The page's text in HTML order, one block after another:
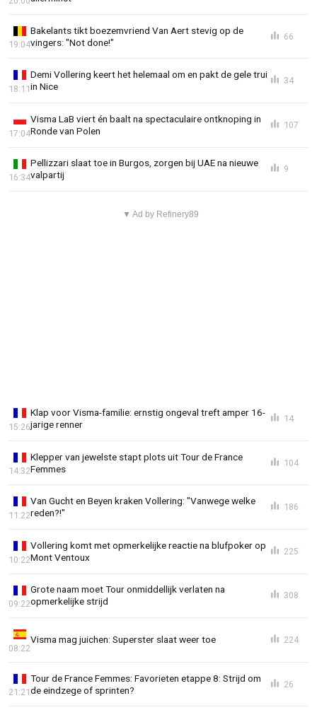
Bakelants tikt boezemvriend Van Aert stevig op de
vingers: "Not done!"
19:04
66
Demi Vollering keert het helemaal om en pakt de gele trui
in Nice
18:11
34
Visma LaB viert én baalt na spectaculaire ontknoping in
Ronde van Polen
17:04
107
Pellizzari slaat toe in Burgos, zorgen bij UAE na nieuwe
valpartij
16:34
9
▼ Ad by Refinery89
Klap voor Visma-familie: ernstig ongeval treft amper 16-
jarige renner
15:26
14
Klepper van jewelste stapt plots uit Tour de France
Femmes
14:32
104
Van Gucht en Beyen kraken Vollering: "Vanwege welke
reden?!"
11:22
186
Vollering komt met opmerkelijke reactie na blufpoker op
Mont Ventoux
10:22
225
Grote naam moet Tour onmiddellijk verlaten na
opmerkelijke strijd
09:22
308
Visma mag juichen: Superster slaat weer toe
08:22
224
Tour de France Femmes: Favorieten etappe 8: Strijd om
de eindzege of sprinten?
21:21
26